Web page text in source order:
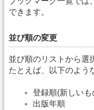
できます。
並び順の変更
並び順のリストから選
たとえば、以下のよう
登録順(新しいも
出版年順